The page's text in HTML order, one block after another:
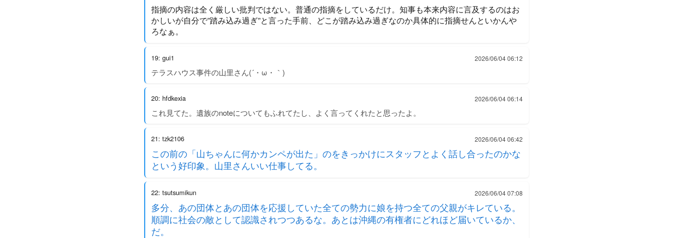
指摘の内容は全く厳しい批判ではない。普通の指摘をしているだけ。知事も本来内容に言及するのはお
かしいが自分で”踏み込み過ぎ”と言った手前、どこが踏み込み過ぎなのか具体的に指摘せんといかんや
ろなぁ。
19: gui1 2026/06/04 06:12
テラスハウス事件の山里さん(´・ω・｀)
20: hfdkexia 2026/06/04 06:14
これ見てた。遺族のnoteについてもふれてたし、よく言ってくれたと思ったよ。
21: tzk2106 2026/06/04 06:42
この前の「山ちゃんに何かカンペが出た」のをきっかけにスタッフとよく話し合ったのかな
という好印象。山里さんいい仕事してる。
22: tsutsumikun 2026/06/04 07:08
多分、あの団体とあの団体を応援していた全ての勢力に娘を持つ全ての父親がキレている。
順調に社会の敵として認識されつつあるな。あとは沖縄の有権者にどれほど届いているか、
だ。